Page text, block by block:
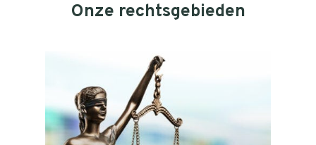
Onze rechtsgebieden